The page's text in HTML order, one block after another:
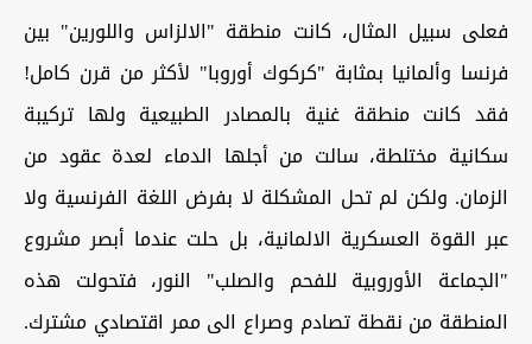
فعلى سبيل المثال، كانت منطقة "الالزاس واللورين" بين
فرنسا وألمانيا بمثابة "كركوك أوروبا" لأكثر من قرن كامل!
فقد كانت منطقة غنية بالمصادر الطبيعية ولها تركيبة
سكانية مختلطة، سالت من أجلها الدماء لعدة عقود من
الزمان. ولكن لم تحل المشكلة لا بفرض اللغة الفرنسية ولا
عبر القوة العسكرية الالمانية، بل حلت عندما أبصر مشروع
"الجماعة الأوروبية للفحم والصلب" النور، فتحولت هذه
المنطقة من نقطة تصادم وصراع الى ممر اقتصادي مشترك.